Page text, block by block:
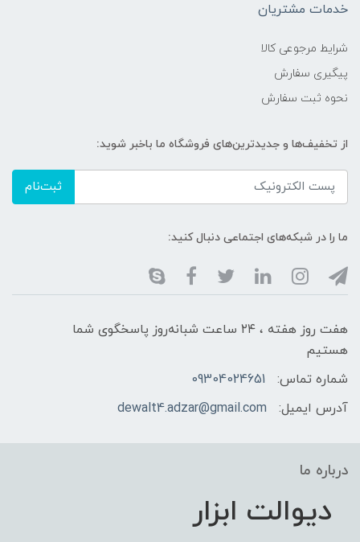
خدمات مشتریان
شرایط مرجوعی کالا
پیگیری سفارش
نحوه ثبت سفارش
از تخفیف‌ها و جدیدترین‌های فروشگاه ما باخبر شوید:
ثبت‌نام
ما را در شبکه‌های اجتماعی دنبال کنید:
هفت روز هفته ، ۲۴ ساعت شبانه‌روز پاسخگوی شما
هستیم
شماره تماس:
09304024651
آدرس ایمیل:
dewalt4.adzar@gmail.com
درباره ما
دیوالت ابزار